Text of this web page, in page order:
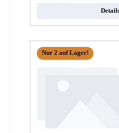
Nur 2 auf Lager!